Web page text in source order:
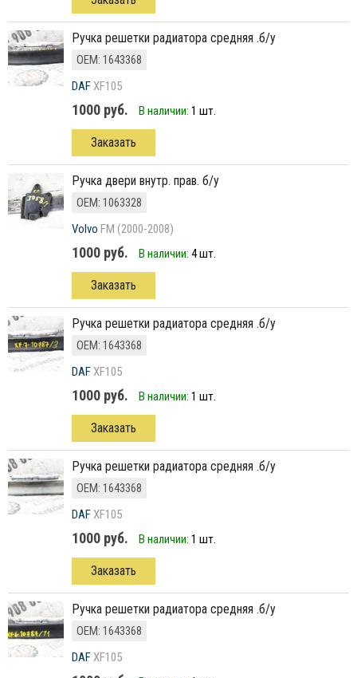
ручка решетки радиатора средняя .б/у
ОЕМ: 1643368
DAFXF105
1000 руб. В наличии: 1 шт.
Заказать
ручка двери внутр. прав. б/у
ОЕМ: 1063328
Volvo FM (2000-2008)
1000 руб. В наличии: 4 шт.
Заказать
ручка решетки радиатора средняя .б/у
ОЕМ: 1643368
DAFXF105
1000 руб. В наличии: 1 шт.
Заказать
ручка решетки радиатора средняя .б/у
ОЕМ: 1643368
DAFXF105
1000 руб. В наличии: 1 шт.
Заказать
ручка решетки радиатора средняя .б/у
ОЕМ: 1643368
DAFXF105